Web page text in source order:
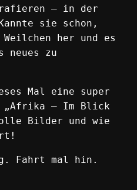
– in der
sie schon,
her und es
neues zu
Mal eine super
„Afrika – Im Blick
Bilder und wie
Fahrt mal hin.